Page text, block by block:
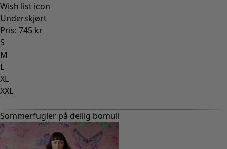
Wish list icon
Underskjørt
Pris: 745 kr
S
M
L
XL
XXL
Sommerfugler på deilig bomull